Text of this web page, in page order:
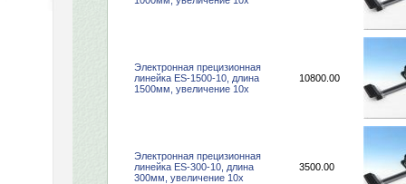
Электронная прецизионная
линейка ES-1500-10, длина
1500мм, увеличение 10х
10800.00
Электронная прецизионная
линейка ES-300-10, длина
300мм, увеличение 10х
3500.00